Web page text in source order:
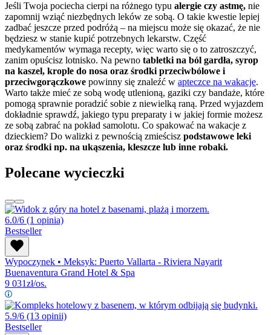
Jeśli Twoja pociecha cierpi na różnego typu alergie czy astmę, nie
zapomnij wziąć niezbędnych leków ze sobą. O takie kwestie lepiej
zadbać jeszcze przed podróżą – na miejscu może się okazać, że nie
będziesz w stanie kupić potrzebnych lekarstw. Część
medykamentów wymaga recepty, więc warto się o to zatroszczyć,
zanim opuścisz lotnisko. Na pewno tabletki na ból gardła, syrop
na kaszel, krople do nosa oraz środki przeciwbólowe i
przeciwgorączkowe powinny się znaleźć w apteczce na wakacje.
Warto także mieć ze sobą wodę utlenioną, gaziki czy bandaże, które
pomogą sprawnie poradzić sobie z niewielką raną. Przed wyjazdem
dokładnie sprawdź, jakiego typu preparaty i w jakiej formie możesz
ze sobą zabrać na pokład samolotu. Co spakować na wakacje z
dzieckiem? Do walizki z pewnością zmieścisz podstawowe leki
oraz środki np. na ukąszenia, kleszcze lub inne robaki.
Polecane wycieczki
6.0/6 (1 opinia)
Bestseller
Wypoczynek • Meksyk: Puerto Vallarta - Riviera Nayarit
Buenaventura Grand Hotel & Spa
9 031zł/os.
5.9/6 (13 opinii)
Bestseller